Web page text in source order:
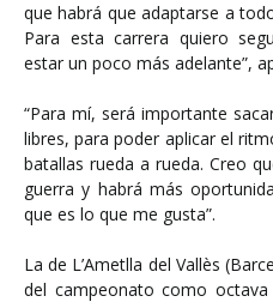
que habrá que adaptarse a
Para esta carrera quiero
estar un poco más adelante”,
“Para mí, será importante
libres, para poder aplicar el
batallas rueda a rueda. Creo
guerra y habrá más
que es lo que me gusta”.
La de L’Ametlla del Vallès
del campeonato como